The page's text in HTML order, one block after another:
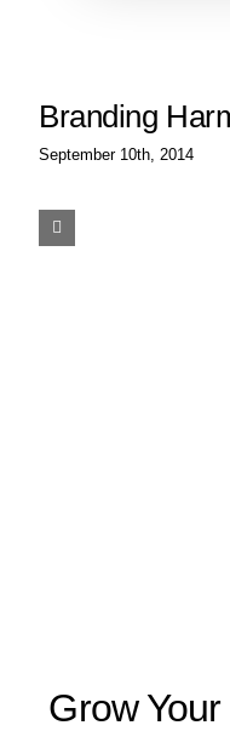
Branding
September 10th, 2014
Grow